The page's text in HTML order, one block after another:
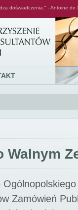
doświadczenia." - Antoine de
Walnym
Zamówień